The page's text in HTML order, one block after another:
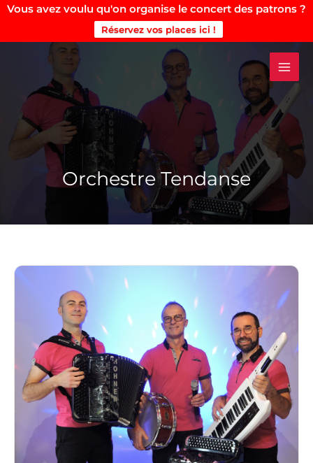
Vous avez voulu qu'on organise le concert des patrons ?
Réservez vos places ici !
Orchestre Tendanse